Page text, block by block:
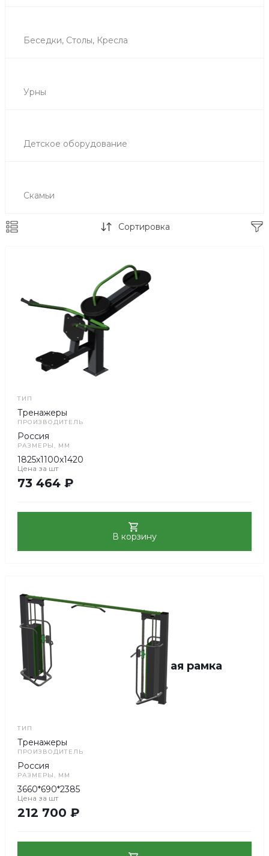
Беседки, Столы, Кресла
Урны
Детское оборудование
Скамьи
Сортировка
Тренажер силовой Жим
Под заказДа
Артикул
F5307
ТИП
Тренажеры
ПРОИЗВОДИТЕЛЬ
Россия
РАЗМЕРЫ, ММ
1825x1100x1420
Цена за шт
73 464 ₽
В корзину
Тренажер силовой Блочная рамка
Под заказ
ТИП
Тренажеры
ПРОИЗВОДИТЕЛЬ
Россия
РАЗМЕРЫ, ММ
3660*690*2385
Цена за шт
212 700 ₽